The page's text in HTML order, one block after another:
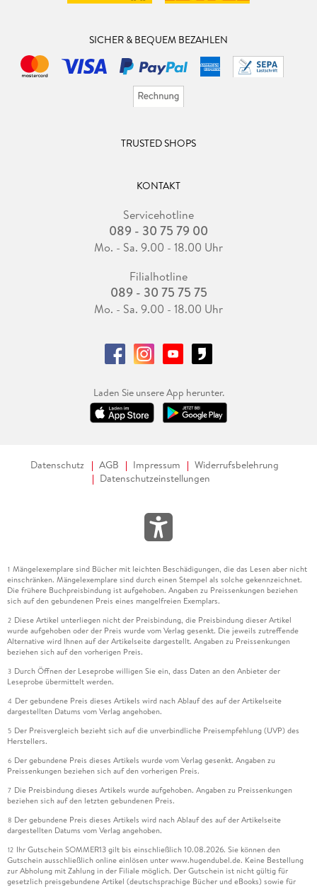
SICHER & BEQUEM BEZAHLEN
TRUSTED SHOPS
KONTAKT
Servicehotline
089 - 30 75 79 00
Mo. - Sa. 9.00 - 18.00 Uhr
Filialhotline
089 - 30 75 75 75
Mo. - Sa. 9.00 - 18.00 Uhr
Laden Sie unsere App herunter.
Datenschutz AGB Impressum
Widerrufsbelehrung
Datenschutzeinstellungen
1 Mängelexemplare sind Bücher mit leichten Beschädigungen, die das Lesen aber nicht
einschränken. Mängelexemplare sind durch einen Stempel als solche gekennzeichnet.
Die frühere Buchpreisbindung ist aufgehoben. Angaben zu Preissenkungen beziehen
sich auf den gebundenen Preis eines mangelfreien Exemplars.
2 Diese Artikel unterliegen nicht der Preisbindung, die Preisbindung dieser Artikel
wurde aufgehoben oder der Preis wurde vom Verlag gesenkt. Die jeweils zutreffende
Alternative wird Ihnen auf der Artikelseite dargestellt. Angaben zu Preissenkungen
beziehen sich auf den vorherigen Preis.
3 Durch Öffnen der Leseprobe willigen Sie ein, dass Daten an den Anbieter der
Leseprobe übermittelt werden.
4 Der gebundene Preis dieses Artikels wird nach Ablauf des auf der Artikelseite
dargestellten Datums vom Verlag angehoben.
5 Der Preisvergleich bezieht sich auf die unverbindliche Preisempfehlung (UVP) des
Herstellers.
6 Der gebundene Preis dieses Artikels wurde vom Verlag gesenkt. Angaben zu
Preissenkungen beziehen sich auf den vorherigen Preis.
7 Die Preisbindung dieses Artikels wurde aufgehoben. Angaben zu Preissenkungen
beziehen sich auf den letzten gebundenen Preis.
8 Der gebundene Preis dieses Artikels wird nach Ablauf des auf der Artikelseite
dargestellten Datums vom Verlag angehoben.
12 Ihr Gutschein SOMMER13 gilt bis einschließlich 10.08.2026. Sie können den
Gutschein ausschließlich online einlösen unter www.hugendubel.de. Keine Bestellung
zur Abholung mit Zahlung in der Filiale möglich. Der Gutschein ist nicht gültig für
gesetzlich preisgebundene Artikel (deutschsprachige Bücher und eBooks) sowie für